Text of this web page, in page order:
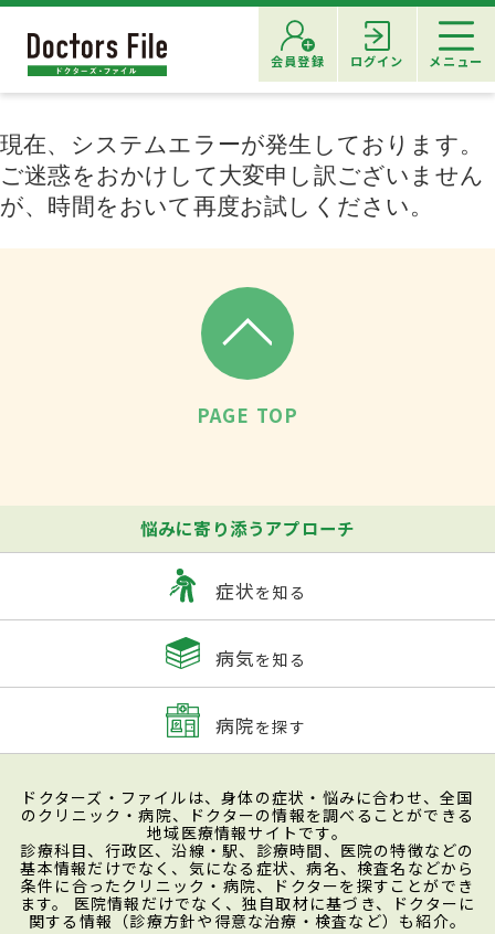
会員登録 ログイン メニュー
現在、システムエラーが発生しております。
ご迷惑をおかけして大変申し訳ございません
が、時間をおいて再度お試しください。
PAGE TOP
悩みに寄り添うアプローチ
症状を知る
病気を知る
病院を探す
ドクターズ・ファイルは、身体の症状・悩みに合わせ、全国
のクリニック・病院、ドクターの情報を調べることができる
地域医療情報サイトです。
診療科目、行政区、沿線・駅、診療時間、医院の特徴などの
基本情報だけでなく、気になる症状、病名、検査名などから
条件に合ったクリニック・病院、ドクターを探すことができ
ます。 医院情報だけでなく、独自取材に基づき、ドクターに
関する情報（診療方針や得意な治療・検査など）も紹介。